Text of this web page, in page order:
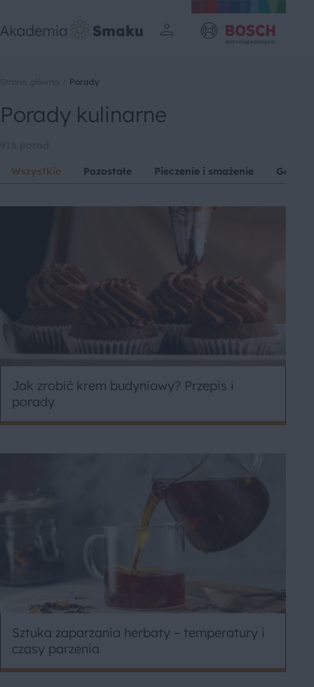
Porady
Porady kulinarne
Wszystkie Pozostałe Pieczenie i smażenie
Jak zrobić krem budyniowy? Przepis i
porady
Sztuka zaparzania herbaty – temperatury i
czasy parzenia